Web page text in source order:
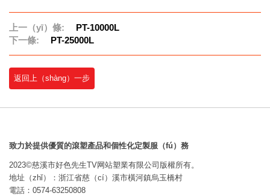
上一（yī）條:
PT-10000L
下一條:
PT-25000L
返回上（shàng）一步
致力於提供優質的滾塑產品和個性化定製服（fú）務
2023©慈溪市好色先生TV网站塑業有限公司版權所有。
地址（zhǐ）：浙江省慈（cí）溪市橫河鎮烏玉橋村
電話：0574-63250808